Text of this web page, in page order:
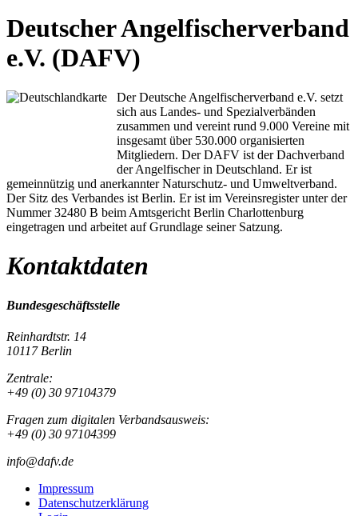
Deutscher Angelfischerverband
e.V. (DAFV)
Der Deutsche Angelfischerverband e.V. setzt
sich aus Landes- und Spezialverbänden
zusammen und vereint rund 9.000 Vereine mit
insgesamt über 530.000 organisierten
Mitgliedern. Der DAFV ist der Dachverband
der Angelfischer in Deutschland. Er ist
gemeinnützig und anerkannter Naturschutz- und Umweltverband.
Der Sitz des Verbandes ist Berlin. Er ist im Vereinsregister unter der
Nummer 32480 B beim Amtsgericht Berlin Charlottenburg
eingetragen und arbeitet auf Grundlage seiner Satzung.
Kontaktdaten
Bundesgeschäftsstelle
Reinhardtstr. 14
10117 Berlin
Zentrale:
+49 (0) 30 97104379
Fragen zum digitalen Verbandsausweis:
+49 (0) 30 97104399
info@dafv.de
Impressum
Datenschutzerklärung